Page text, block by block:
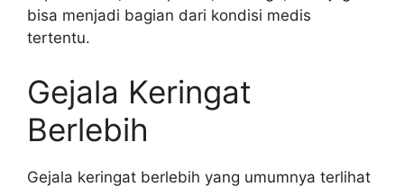
bisa menjadi bagian dari kondisi medis
tertentu.
Gejala Keringat
Berlebih
Gejala keringat berlebih yang umumnya terlihat